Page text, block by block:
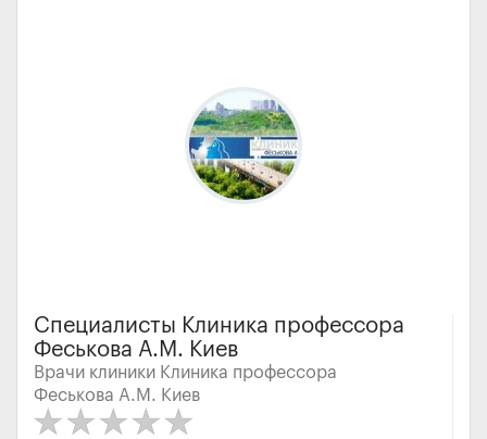
Специалисты Клиника профессора
Феськова А.М. Киев
Врачи клиники Клиника профессора
Феськова А.М. Киев